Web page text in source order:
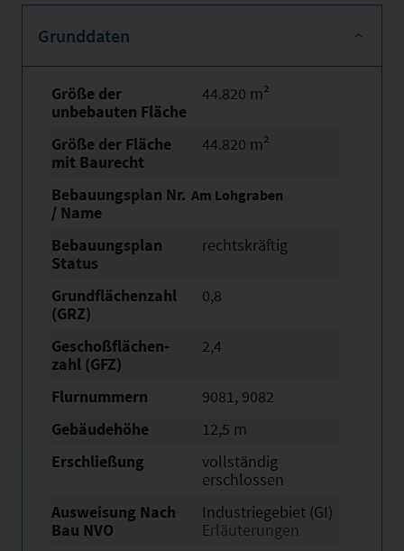
Grunddaten
Größe der
unbebauten Fläche
44.820 m²
Größe der Fläche
mit Baurecht
44.820 m²
Bebauungsplan Nr.
/ Name
Am Lohgraben
Bebauungsplan
Status
rechtskräftig
Grundflächen­zahl
(GRZ)
0,8
Geschoßflächen­
zahl (GFZ)
2,4
Flurnummern
9081, 9082
Gebäudehöhe
12,5 m
Erschließung
vollständig
erschlossen
Ausweisung Nach
Bau NVO
Industriegebiet (GI)
Erläuterungen